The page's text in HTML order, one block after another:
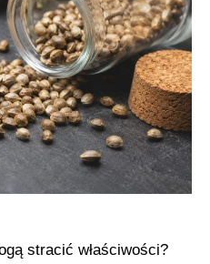
kroku
stracić właściwości?